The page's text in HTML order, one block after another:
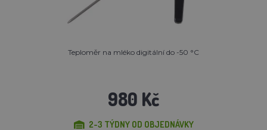
Teploměr na mléko digitální do -50 °C
980 Kč
2-3 TÝDNY OD OBJEDNÁVKY